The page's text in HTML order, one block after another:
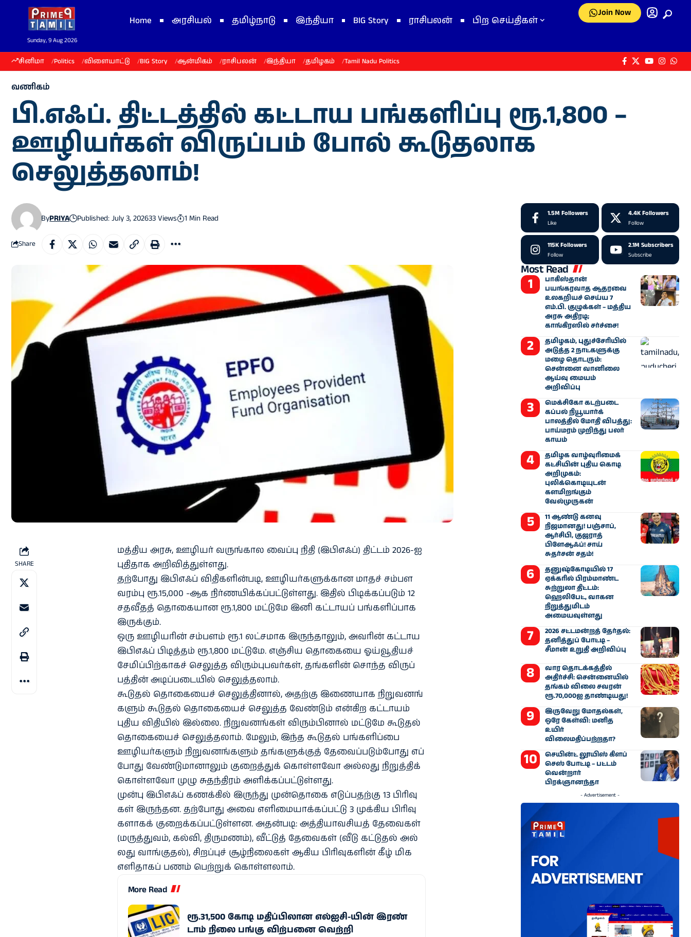
Sunday, 9 Aug 2026
Home அரசியல் தமிழ்நாடு இந்தியா BIG Story ராசிபலன் பிற செய்திகள்
Join Now
சினிமா Politics விளையாட்டு BIG Story ஆன்மிகம் ராசிபலன் இந்தியா தமிழகம் Tamil Nadu Politics
வணிகம்
பி.எஃப். திட்டத்தில் கட்டாய பங்களிப்பு ரூ.1,800 –
ஊழியர்கள் விருப்பம் போல் கூடுதலாக
செலுத்தலாம்!
ByPRIYA Published: July 3, 202633 Views 1 Min Read
Share
SHARE
மத்​திய அரசு, ஊழியர் வருங்கால வைப்பு நிதி (இபிஎஃப்) திட்​டம் 2026-ஐ
புதி​தாக அறி​வித்​துள்​ளது.
தற்​போது இபிஎஃப் விதி​களின்​படி, ஊழியர்​களுக்​கான மாதச் சம்பள
வரம்பு ரூ.15,000 -ஆக நிர்​ண​யிக்​கப்​பட்​டுள்​ளது. இதில் பிடிக்​கப்​படும் 12
சதவீதத் தொகை​யான ரூ.1,800 மட்​டுமே இனி கட்​டாயப் பங்​களிப்​பாக
இருக்​கும்.
ஒரு ஊழியரின் சம்​பளம் ரூ.1 லட்​ச​மாக இருந்​தா​லும், அவரின் கட்​டாய
இபிஎஃப் பிடித்​தம் ரூ.1,800 மட்​டுமே. எஞ்​சிய தொகையை ஓய்​வூ​தி​யச்
சேமிப்​பிற்​காகச் செலுத்த விரும்​புபவர்​கள், தங்​களின் சொந்த விருப்​
பத்​தின் அடிப்​படை​யில் செலுத்​தலாம்.
கூடு​தல் தொகை​யைச் செலுத்​தி​னால், அதற்கு இணை​யாக நிறு​வனங்​
களும் கூடு​தல் தொகை​யைச் செலுத்த வேண்​டும் என்​கிற கட்​டா​யம்
புதிய விதி​யில் இல்​லை. நிறு​வனங்​கள் விரும்​பி​னால் மட்​டுமே கூடு​தல்
தொகை​யைச் செலுத்​தலாம். மேலும், இந்த கூடு​தல் பங்​களிப்பை
ஊழியர்​களும் நிறு​வனங்​களும் தங்​களுக்​குத் தேவைப்​படும்​போது எப்​
போது வேண்​டு​மா​னாலும் குறைத்​துக் கொள்​ளவோ அல்​லது நிறுத்​திக்
கொள்​ளவோ முழு சுதந்​திரம் அளிக்​கப்​பட்​டுள்​ளது.
முன்பு இபிஎஃப் கணக்​கில் இருந்து முன்​தொகை எடுப்​ப​தற்கு 13 பிரிவு​
கள் இருந்​தன. தற்​போது அவை எளிமை​யாக்​கப்​பட்டு 3 முக்​கிய பிரிவு​
களாகக் குறைக்​கப்​பட்​டுள்​ளன. அதன்​படி: அத்​தி​யா​வசி​யத் தேவை​கள்
(மருத்​து​வம், கல்​வி, திரு​மணம்), வீட்​டுத் தேவை​கள் (வீடு கட்​டு​தல் அல்​
லது வாங்​குதல்), சிறப்​புச் சூழ்​நிலைகள் ஆகிய பிரிவு​களின் கீழ் மிக
எளி​தாகப் பணம் பெற்​றுக் கொள்​ளலாம்.
More Read
ரூ.31,500 கோடி மதிப்பிலான எல்ஐசி-​யின் இரண்​
டாம் நிலை பங்கு விற்பனை வெற்றி
1.5M Followers
Like
4.4K Followers
Follow
115K Followers
Follow
2.1M Subscribers
Subscribe
Most Read
பாகிஸ்தான்
பயங்கரவாத ஆதரவை
உலகறியச் செய்ய 7
எம்.பி. குழுக்கள் – மத்திய
அரசு அதிரடி;
காங்கிரஸில் சர்ச்சை!
தமிழகம், புதுச்சேரியில்
அடுத்த 2 நாட்களுக்கு
மழை தொடரும்:
சென்னை வானிலை
ஆய்வு மையம்
அறிவிப்பு
மெக்சிகோ கடற்படை
கப்பல் நியூயார்க்
பாலத்தில் மோதி விபத்து:
பாய்மரம் முறிந்து பலர்
காயம்
தமிழக வாழ்வுரிமைக்
கட்சியின் புதிய கொடி
அறிமுகம்:
புலிக்கொடியுடன்
களமிறங்கும்
வேல்முருகன்
11 ஆண்டு கனவு
நிஜமானது! பஞ்சாப்,
ஆர்சிபி, குஜராத்
பிளேஆஃப்! சாய்
சுதர்சன் சதம்!
தனுஷ்கோடியில் 17
ஏக்கரில் பிரம்மாண்ட
சுற்றுலா திட்டம்:
ஹெலிபேட், வாகன
நிறுத்துமிடம்
அமையவுள்ளது
2026 சட்டமன்றத் தேர்தல்:
தனித்துப் போட்டி –
சீமான் உறுதி அறிவிப்பு
வார தொடக்கத்தில்
அதிர்ச்சி: சென்னையில்
தங்கம் விலை சவரன்
ரூ.70,000ஐ தாண்டியது!
இருவேறு மோதல்கள்,
ஒரே கேள்வி: மனித
உயிர்
விலைமதிப்பற்றதா?
செயின்ட் லூயிஸ் கிளப்
செஸ் போட்டி – பட்டம்
வென்றார்
பிரக்ஞானந்தா
- Advertisement -